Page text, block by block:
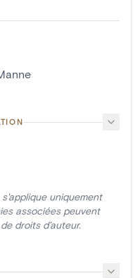
uniquement
associées peuvent
droits d'auteur.